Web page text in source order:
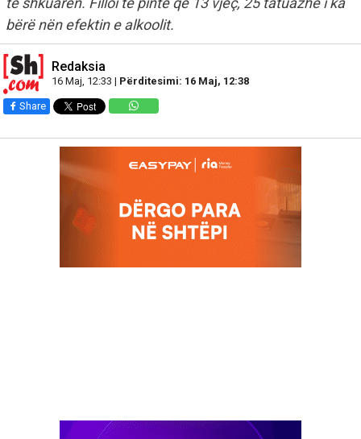
bërë nën efektin e alkoolit.
Redaksia
16 Maj, 12:33 | Përditesimi: 16 Maj, 12:38
Share